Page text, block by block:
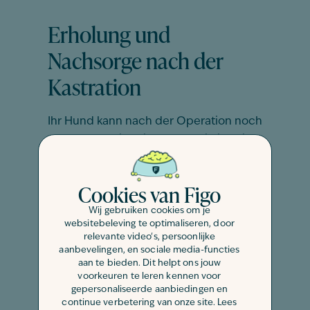
Cookies van Figo
Wij gebruiken cookies om je
websitebeleving te optimaliseren, door
relevante video's, persoonlijke
aanbevelingen, en sociale media-functies
aan te bieden. Dit helpt ons jouw
voorkeuren te leren kennen voor
gepersonaliseerde aanbiedingen en
continue verbetering van onze site. Lees
Erholung und
Nachsorge nach der
Kastration
Ihr Hund kann nach der Operation noch
etwas schläfrig sein. Lassen Sie ihn sich
an einem schönen warmen Ort, wie
zum Beispiel in der Nähe des Kamins
ausruhen (er sollte sich nicht in der
Sonne aufhalten). Am besten lassen Sie
Ihren Hund jetzt so viel wie möglich in
Ruhe, auch wenn Sie ihn am liebsten
verwöhnen möchten. Wenn Ihr Hund
sein Bedürfnis erledigen möchte,
verhindern Sie, dass er sich dabei